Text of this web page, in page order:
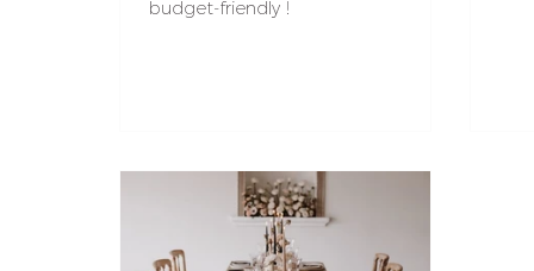
budget-friendly !